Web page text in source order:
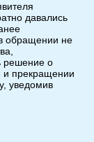
давались
обращении не
решение о
и прекращении
уведомив